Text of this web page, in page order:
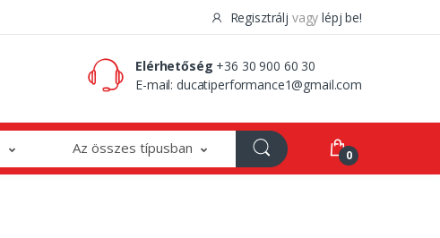
Regisztrálj vagy lépj be!
Elérhetőség +36 30 900 60 30
E-mail:ducatiperformance1@gmail.com
Az összes típusban 0